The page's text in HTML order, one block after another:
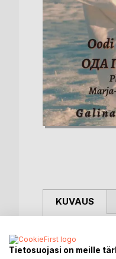
KUVAUS
A photo book
Tietosuojasi on meille